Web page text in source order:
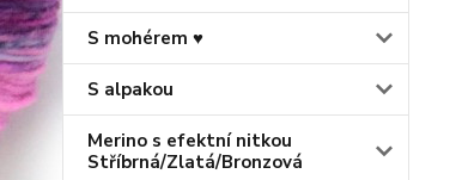
S mohérem ♥
S alpakou
Merino s efektní nitkou
Stříbrná/Zlatá/Bronzová